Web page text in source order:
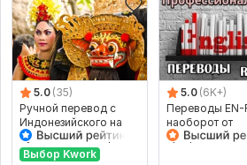
5.0 (35)
Ручной перевод с
Индонезийского на
Русский и наоборот
Выбор Kwork
5.0 (6K+)
Переводы EN-
наоборот от